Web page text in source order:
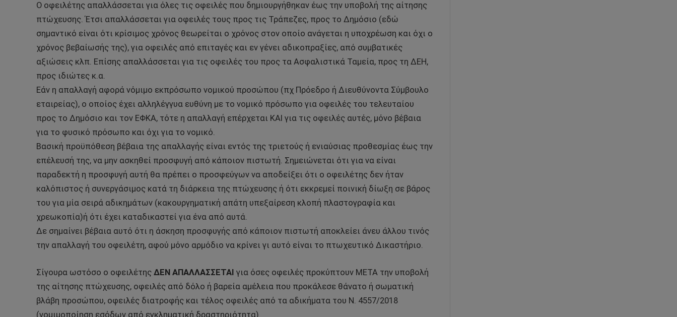
Ο οφειλέτης απαλλάσσεται για όλες τις οφειλές που δημιουργήθηκαν έως την υποβολή της αίτησης
πτώχευσης. Έτσι απαλλάσσεται για οφειλές τους προς τις Τράπεζες, προς το Δημόσιο (εδώ
σημαντικό είναι ότι κρίσιμος χρόνος θεωρείται ο χρόνος στον οποίο ανάγεται η υποχρέωση και όχι ο
χρόνος βεβαίωσής της), για οφειλές από επιταγές και εν γένει αδικοπραξίες, από συμβατικές
αξιώσεις κλπ. Επίσης απαλλάσσεται για τις οφειλές του προς τα Ασφαλιστικά Ταμεία, προς τη ΔΕΗ,
προς ιδιώτες κ.α.
Εάν η απαλλαγή αφορά νόμιμο εκπρόσωπο νομικού προσώπου (πχ Πρόεδρο ή Διευθύνοντα Σύμβουλο
εταιρείας), ο οποίος έχει αλληλέγγυα ευθύνη με το νομικό πρόσωπο για οφειλές του τελευταίου
προς το Δημόσιο και τον ΕΦΚΑ, τότε η απαλλαγή επέρχεται ΚΑΙ για τις οφειλές αυτές, μόνο βέβαια
για το φυσικό πρόσωπο και όχι για το νομικό.
Βασική προϋπόθεση βέβαια της απαλλαγής είναι εντός της τριετούς ή ενιαύσιας προθεσμίας έως την
επέλευσή της, να μην ασκηθεί προσφυγή από κάποιον πιστωτή. Σημειώνεται ότι για να είναι
παραδεκτή η προσφυγή αυτή θα πρέπει ο προσφεύγων να αποδείξει ότι ο οφειλέτης δεν ήταν
καλόπιστος ή συνεργάσιμος κατά τη διάρκεια της πτώχευσης ή ότι εκκρεμεί ποινική δίωξη σε βάρος
του για μία σειρά αδικημάτων (κακουργηματική απάτη υπεξαίρεση κλοπή πλαστογραφία και
χρεωκοπία)ή ότι έχει καταδικαστεί για ένα από αυτά.
Δε σημαίνει βέβαια αυτό ότι η άσκηση προσφυγής από κάποιον πιστωτή αποκλείει άνευ άλλου τινός
την απαλλαγή του οφειλέτη, αφού μόνο αρμόδιο να κρίνει γι αυτό είναι το πτωχευτικό Δικαστήριο.
Σίγουρα ωστόσο ο οφειλέτης ΔΕΝ ΑΠΑΛΛΑΣΣΕΤΑΙ για όσες οφειλές προκύπτουν ΜΕΤΑ την υποβολή
της αίτησης πτώχευσης, οφειλές από δόλο ή βαρεία αμέλεια που προκάλεσε θάνατο ή σωματική
βλάβη προσώπου, οφειλές διατροφής και τέλος οφειλές από τα αδικήματα του Ν. 4557/2018
(νομιμοποίηση εσόδων από εγκληματική δραστηριότητα)